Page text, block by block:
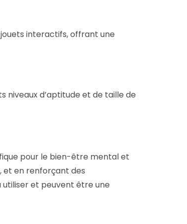
interactifs, offrant une
niveaux d’aptitude et de taille de
pour le bien-être mental et
et en renforçant des
et peuvent être une